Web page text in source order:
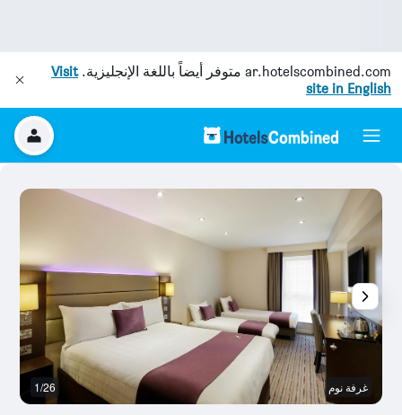
ar.hotelscombined.com متوفر أيضاً باللغة الإنجليزية.Visit
site in English
غرفة نوم 1/26